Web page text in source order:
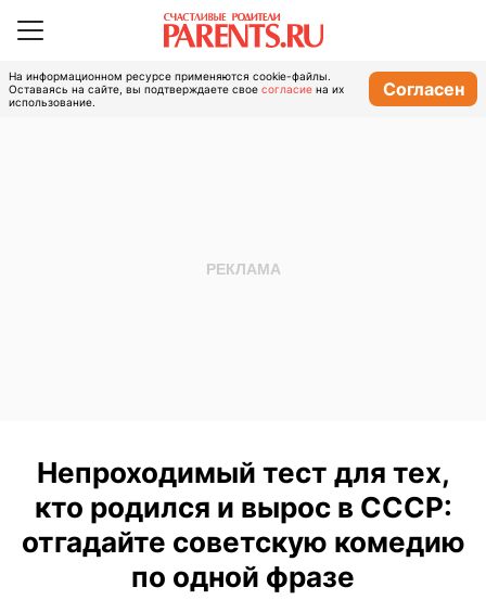
На информационном ресурсе применяются cookie-файлы.
Оставаясь на сайте, вы подтверждаете свое согласие на их
использование.
Согласен
Непроходимый тест для тех,
кто родился и вырос в СССР:
отгадайте советскую комедию
по одной фразе